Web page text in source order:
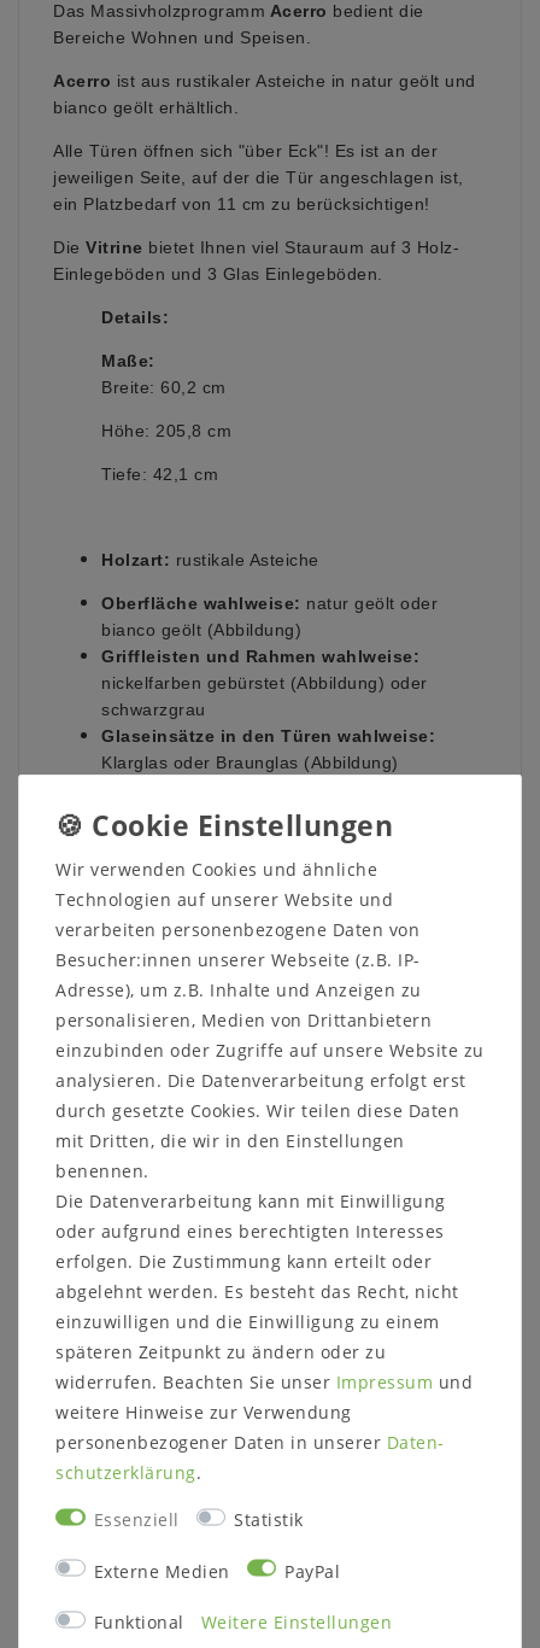
Das Massivholzprogramm Acerro bedient die
Bereiche Wohnen und Speisen.
Acerro ist aus rustikaler Asteiche in natur geölt und
bianco geölt erhältlich.
Alle Türen öffnen sich "über Eck"! Es ist an der
jeweiligen Seite, auf der die Tür angeschlagen ist,
ein Platzbedarf von 11 cm zu berücksichtigen!
Die Vitrine bietet Ihnen viel Stauraum auf 3 Holz-
Einlegeböden und 3 Glas Einlegeböden.
Details:
Maße:
Breite: 60,2 cm
Höhe: 205,8 cm
Tiefe: 42,1 cm
Holzart: rustikale Asteiche
Oberfläche wahlweise: natur geölt oder
bianco geölt (Abbildung)
Griffleisten und Rahmen wahlweise:
nickelfarben gebürstet (Abbildung) oder
schwarzgrau
Glaseinsätze in den Türen wahlweise:
Klarglas oder Braunglas (Abbildung)
Kontaktieren Sie uns auf unserer Internetseite oder
rufen Sie uns direkt an unter 05321-685990. Wir
helfen Ihnen gerne weiter!
Informationen zum Möbelstück:
Maße:
Höhe: 205,8 cm
Tiefe: 42,1 cm
Details:
1 Holztür mit Glasfüllung rechts
3 Konstruktions-Einlegeböden
Türanschlag links
1 Schublade
Alle Türen öffnen sich "über Eck"! Es ist an der
ist, ein Platzbedarf von 11 cm zu
Weitere Informationen zum Programm:
Wir verwenden Cookies und ähnliche
Technologien auf unserer Website und
verarbeiten personenbezogene Daten von
Besucher:innen unserer Webseite (z.B. IP-
Adresse), um z.B. Inhalte und Anzeigen zu
personalisieren, Medien von Drittanbietern
einzubinden oder Zugriffe auf unsere Website zu
analysieren. Die Datenverarbeitung erfolgt erst
durch gesetzte Cookies. Wir teilen diese Daten
mit Dritten, die wir in den Einstellungen
benennen.
Die Datenverarbeitung kann mit Einwilligung
oder aufgrund eines berechtigten Interesses
erfolgen. Die Zustimmung kann erteilt oder
abgelehnt werden. Es besteht das Recht, nicht
einzuwilligen und die Einwilligung zu einem
späteren Zeitpunkt zu ändern oder zu
widerrufen. Beachten Sie unser Impressum und
weitere Hinweise zur Verwendung
personenbezogener Daten in unserer Daten­
schutz­erklärung.
Essenziell Statistik
Externe Medien PayPal
Funktional Weitere Einstellungen